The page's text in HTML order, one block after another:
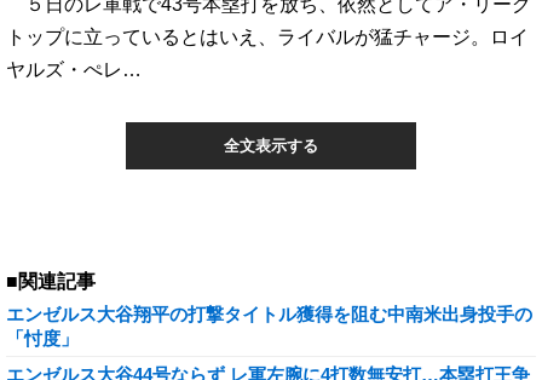
トップに立っているとはいえ、ライバルが猛チャージ。ロイ
ヤルズ・ぺレ…
全文表示する
■関連記事
エンゼルス大谷翔平の打撃タイトル獲得を阻む中南米出身投手の
「忖度」
エンゼルス大谷44号ならず レ軍左腕に4打数無安打…本塁打王争